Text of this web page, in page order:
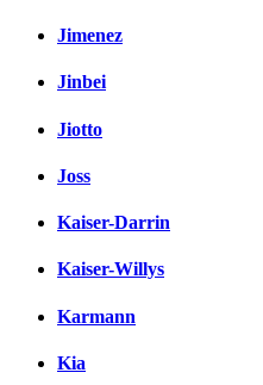
Jimenez
Jinbei
Jiotto
Joss
Kaiser-Darrin
Kaiser-Willys
Karmann
Kia